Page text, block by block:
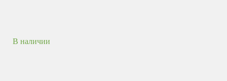
В наличии